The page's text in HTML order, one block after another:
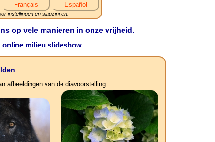
Français Español
instellingen en slagzinnen.
op vele manieren in onze vrijheid.
online milieu slideshow
afbeeldingen van de diavoorstelling: